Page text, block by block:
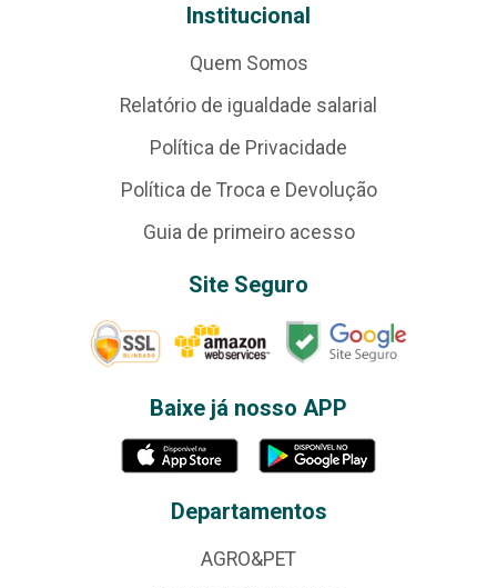
Institucional
Quem Somos
Relatório de igualdade salarial
Política de Privacidade
Política de Troca e Devolução
Guia de primeiro acesso
Site Seguro
Baixe já nosso APP
Departamentos
AGRO&PET